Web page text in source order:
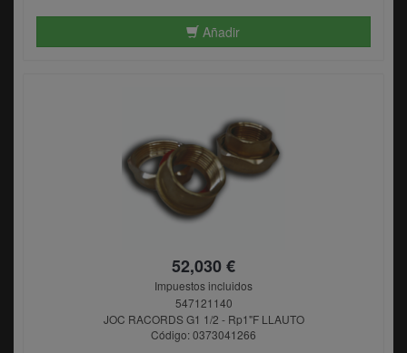
Añadir
52,030 €
Impuestos incluidos
547121140
JOC RACORDS G1 1/2 - Rp1"F LLAUTO
Código: 0373041266